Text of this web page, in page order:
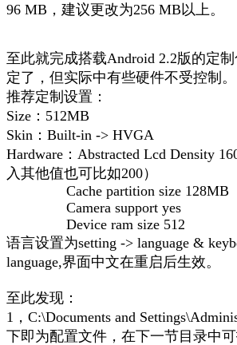
96 MB，建议更改为256 MB以上。
至此就完成搭载Android 2.2版的定
定了，但实际中有些硬件不受控制。
推荐定制设置：
Size：512MB
Skin：Built-in -> HVGA
Hardware：Abstracted Lcd Density
入其他值也可比如200）
Cache partition size 128MB
Camera support yes
Device ram size 512
语言设置为setting -> language &
language,界面中文在重启后生效。
至此发现：
1，C:\Documents and
下即为配置文件，在下一节目录中